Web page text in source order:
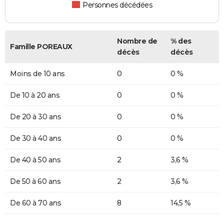
Personnes décédées
Famille POREAUX
Nombre de
décès
% des
décès
Moins de 10 ans 0 0 %
De 10 à 20 ans 0 0 %
De 20 à 30 ans 0 0 %
De 30 à 40 ans 0 0 %
De 40 à 50 ans 2 3,6 %
De 50 à 60 ans 2 3,6 %
De 60 à 70 ans 8 14,5 %